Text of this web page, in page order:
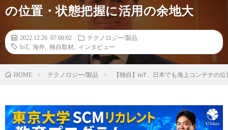
の位置・状態把握に活用の余地大
2022.12.26 07:00:02
テクノロジー/製品
IoT, 海外 独自取材 インタビュー
HOME テクノロジー/製品 【独自】IoT、日本でも海上コンテナの